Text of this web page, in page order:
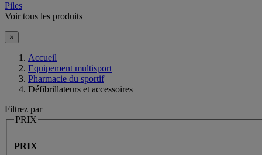
Piles
Voir tous les produits
×
Accueil
Equipement multisport
Pharmacie du sportif
Défibrillateurs et accessoires
Filtrez par
PRIX
PRIX